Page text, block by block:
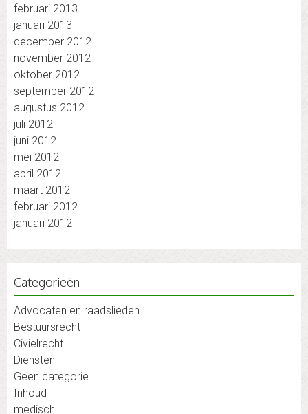
februari 2013
januari 2013
december 2012
november 2012
oktober 2012
september 2012
augustus 2012
juli 2012
juni 2012
mei 2012
april 2012
maart 2012
februari 2012
januari 2012
Categorieën
Advocaten en raadslieden
Bestuursrecht
Civielrecht
Diensten
Geen categorie
Inhoud
medisch